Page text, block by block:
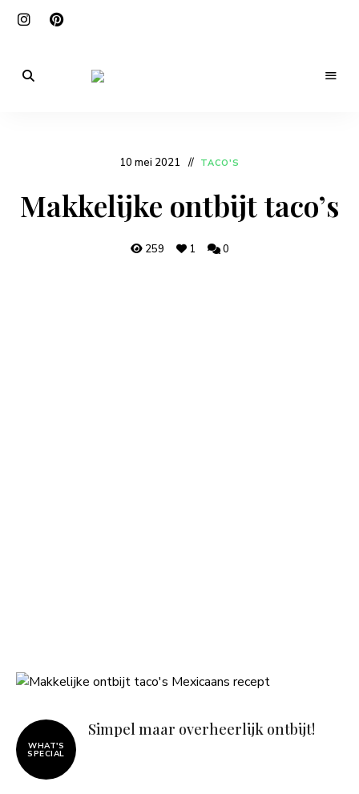
10 mei 2021 TACO'S
Makkelijke ontbijt taco’s
259 1 0
WHAT'S
SPECIAL
Simpel maar overheerlijk ontbijt!